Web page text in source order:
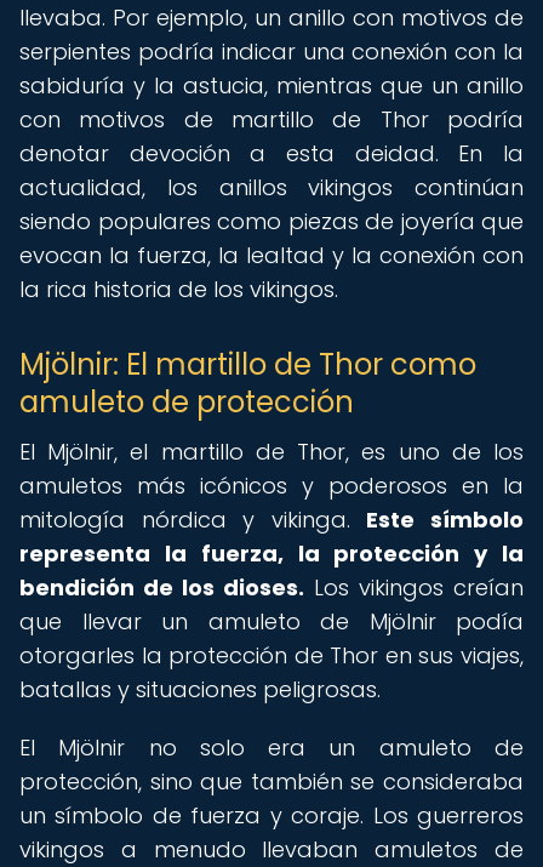
llevaba. Por ejemplo, un anillo con motivos de
serpientes podría indicar una conexión con la
sabiduría y la astucia, mientras que un anillo
con motivos de martillo de Thor podría
denotar devoción a esta deidad. En la
actualidad, los anillos vikingos continúan
siendo populares como piezas de joyería que
evocan la fuerza, la lealtad y la conexión con
la rica historia de los vikingos.
Mjölnir: El martillo de Thor como
amuleto de protección
El Mjölnir, el martillo de Thor, es uno de los
amuletos más icónicos y poderosos en la
mitología nórdica y vikinga. Este símbolo
representa la fuerza, la protección y la
bendición de los dioses. Los vikingos creían
que llevar un amuleto de Mjölnir podía
otorgarles la protección de Thor en sus viajes,
batallas y situaciones peligrosas.
El Mjölnir no solo era un amuleto de
protección, sino que también se consideraba
un símbolo de fuerza y coraje. Los guerreros
vikingos a menudo llevaban amuletos de